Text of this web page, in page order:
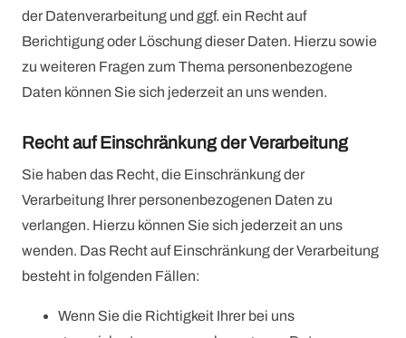
der Datenverarbeitung und ggf. ein Recht auf
Berichtigung oder Löschung dieser Daten. Hierzu sowie
zu weiteren Fragen zum Thema personenbezogene
Daten können Sie sich jederzeit an uns wenden.
Recht auf Einschränkung der Verarbeitung
Sie haben das Recht, die Einschränkung der
Verarbeitung Ihrer personenbezogenen Daten zu
verlangen. Hierzu können Sie sich jederzeit an uns
wenden. Das Recht auf Einschränkung der Verarbeitung
besteht in folgenden Fällen:
Wenn Sie die Richtigkeit Ihrer bei uns